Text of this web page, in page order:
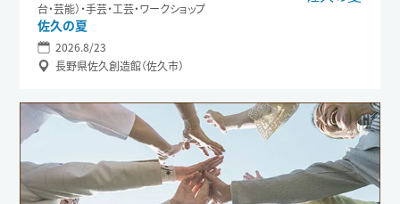
台・芸能）・手芸・工芸・ワークショップ
佐久の夏
2026.8/23
長野県佐久創造館（佐久市）